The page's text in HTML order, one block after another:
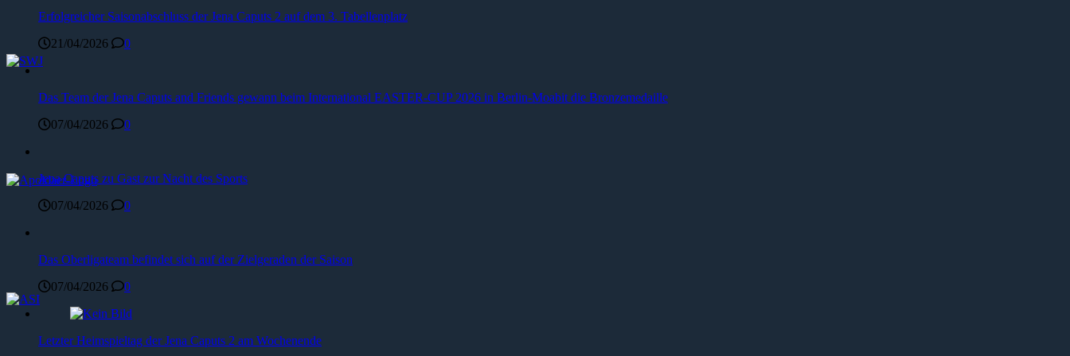
Erfolgreicher Saisonabschluss der Jena Caputs 2 auf dem 3. Tabellenplatz
21/04/2026
0
Das Team der Jena Caputs and Friends gewann beim International EASTER-CUP 2026 in Berlin-Moabit die Bronzemedaille
07/04/2026
0
Jena Caputs zu Gast zur Nacht des Sports
07/04/2026
0
Das Oberligateam befindet sich auf der Zielgeraden der Saison
07/04/2026
0
Letzter Heimspieltag der Jena Caputs 2 am Wochenende